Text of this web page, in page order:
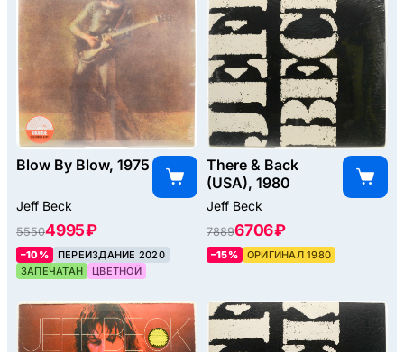
Blow By Blow, 1975
Jeff Beck
55504995 ₽
–10%
ПЕРЕИЗДАНИЕ 2020
ЗАПЕЧАТАН
ЦВЕТНОЙ
There & Back
(USA), 1980
Jeff Beck
78896706 ₽
–15% ОРИГИНАЛ 1980